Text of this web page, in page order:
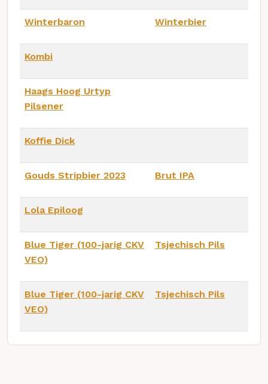
Winterbaron Winterbier
Kombi
Haags Hoog Urtyp
Pilsener
Koffie Dick
Gouds Stripbier 2023 Brut IPA
Lola Epiloog
Blue Tiger (100-jarig CKV
VEO)
Tsjechisch Pils
Blue Tiger (100-jarig CKV
VEO)
Tsjechisch Pils